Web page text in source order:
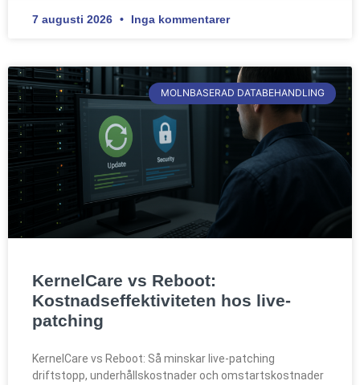
7 augusti 2026 Inga kommentarer
MOLNBASERAD DATABEHANDLING
KernelCare vs Reboot:
Kostnadseffektiviteten hos live-
patching
KernelCare vs Reboot: Så minskar live-patching
driftstopp, underhållskostnader och omstartskostnader